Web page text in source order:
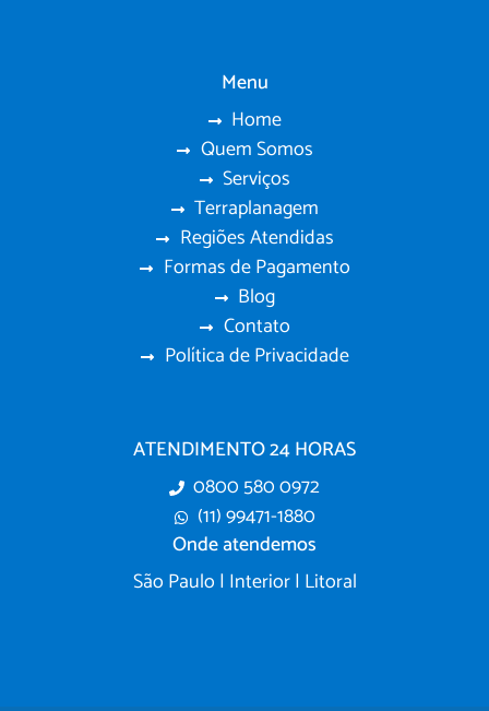
Menu
Home
Quem Somos
Serviços
Terraplanagem
Regiões Atendidas
Formas de Pagamento
Blog
Contato
Política de Privacidade
ATENDIMENTO 24 HORAS
0800 580 0972
(11) 99471-1880
Onde atendemos
São Paulo | Interior | Litoral